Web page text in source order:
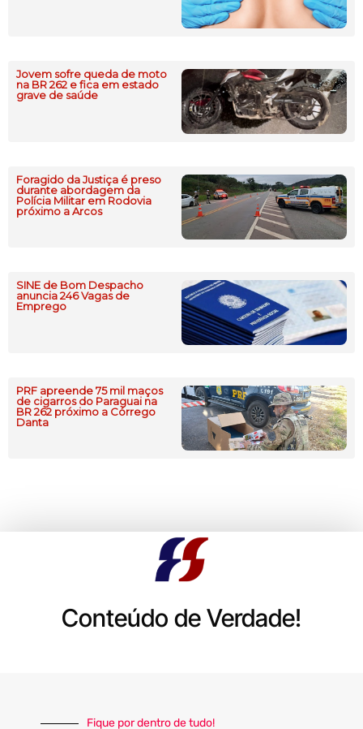
Jovem sofre queda de moto
na BR 262 e fica em estado
grave de saúde
Foragido da Justiça é preso
durante abordagem da
Polícia Militar em Rodovia
próximo a Arcos
SINE de Bom Despacho
anuncia 246 Vagas de
Emprego
PRF apreende 75 mil maços
de cigarros do Paraguai na
BR 262 próximo a Córrego
Danta
Conteúdo de Verdade!
Fique por dentro de tudo!